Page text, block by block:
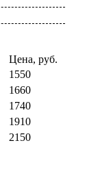
Цена, руб.
1550
1660
1740
1910
2150